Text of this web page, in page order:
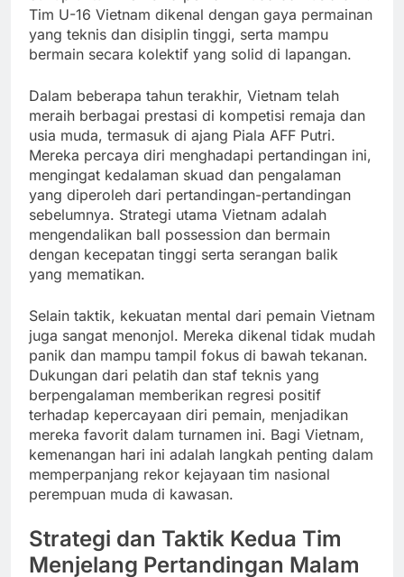
Tim U-16 Vietnam dikenal dengan gaya permainan
yang teknis dan disiplin tinggi, serta mampu
bermain secara kolektif yang solid di lapangan.
Dalam beberapa tahun terakhir, Vietnam telah
meraih berbagai prestasi di kompetisi remaja dan
usia muda, termasuk di ajang Piala AFF Putri.
Mereka percaya diri menghadapi pertandingan ini,
mengingat kedalaman skuad dan pengalaman
yang diperoleh dari pertandingan-pertandingan
sebelumnya. Strategi utama Vietnam adalah
mengendalikan ball possession dan bermain
dengan kecepatan tinggi serta serangan balik
yang mematikan.
Selain taktik, kekuatan mental dari pemain Vietnam
juga sangat menonjol. Mereka dikenal tidak mudah
panik dan mampu tampil fokus di bawah tekanan.
Dukungan dari pelatih dan staf teknis yang
berpengalaman memberikan regresi positif
terhadap kepercayaan diri pemain, menjadikan
mereka favorit dalam turnamen ini. Bagi Vietnam,
kemenangan hari ini adalah langkah penting dalam
memperpanjang rekor kejayaan tim nasional
perempuan muda di kawasan.
Strategi dan Taktik Kedua Tim
Menjelang Pertandingan Malam